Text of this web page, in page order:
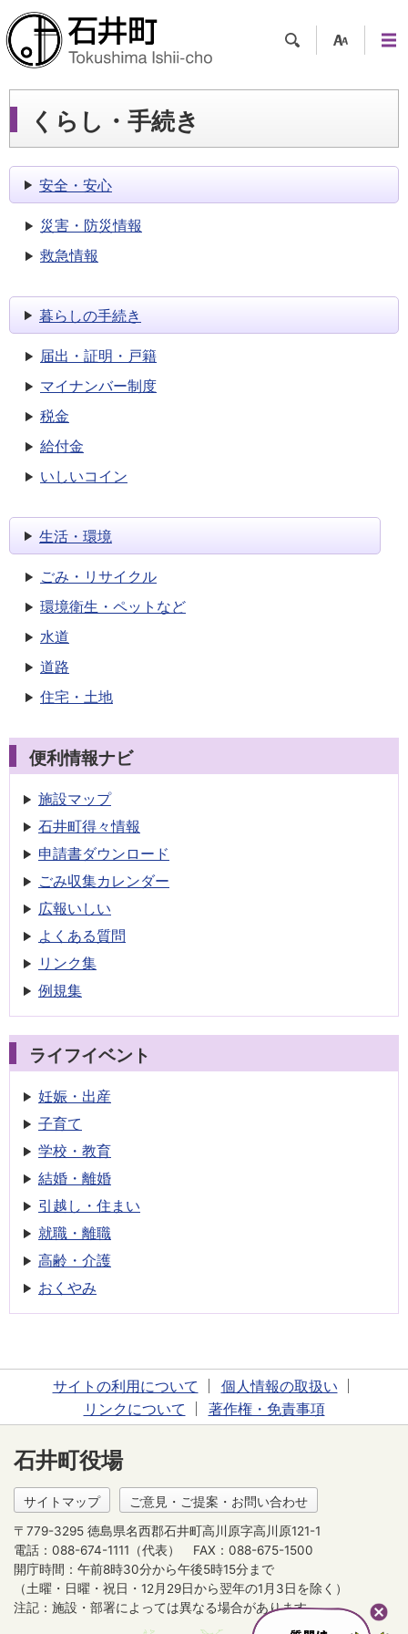
ツー
ュー
くらし・手続き
安全・安心
災害・防災情報
救急情報
暮らしの手続き
届出・証明・戸籍
マイナンバー制度
税金
給付金
いしいコイン
生活・環境
ごみ・リサイクル
環境衛生・ペットなど
水道
道路
住宅・土地
便利情報ナビ
施設マップ
石井町得々情報
申請書ダウンロード
ごみ収集カレンダー
広報いしい
よくある質問
リンク集
例規集
ライフイベント
妊娠・出産
子育て
学校・教育
結婚・離婚
引越し・住まい
就職・離職
高齢・介護
おくやみ
サイトの利用について
個人情報の取扱い
リンクについて
著作権・免責事項
石井町役場
サイトマップ ご意見・ご提案・お問い合わせ
〒779-3295 徳島県名西郡石井町高川原字高川原121-1
電話：088-674-1111（代表）
FAX：088-675-1500
開庁時間：午前8時30分から午後5時15分まで
（土曜・日曜・祝日・12月29日から翌年の1月3日を除く）
注記：施設・部署によっては異なる場合があります。